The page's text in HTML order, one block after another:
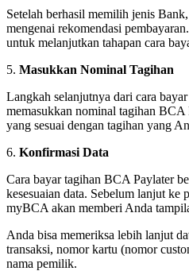
Setelah berhasil memilih jenis
mengenai rekomendasi
untuk melanjutkan tahapan cara
5. Masukkan Nominal Tagihan
Langkah selanjutnya dari cara
memasukkan nominal tagihan
yang sesuai dengan tagihan yang
6. Konfirmasi Data
Cara bayar tagihan BCA Paylater
kesesuaian data. Sebelum lanjut ke
myBCA akan memberi Anda
Anda bisa memeriksa lebih lanjut
transaksi, nomor kartu (nomor
nama pemilik.